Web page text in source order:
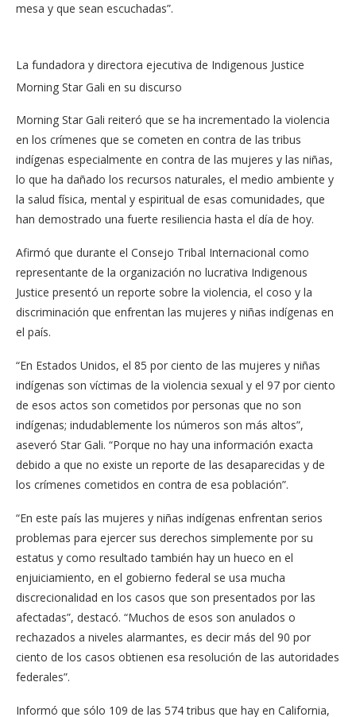
mesa y que sean escuchadas”.
La fundadora y directora ejecutiva de Indigenous Justice
Morning Star Gali en su discurso
Morning Star Gali reiteró que se ha incrementado la violencia
en los crímenes que se cometen en contra de las tribus
indígenas especialmente en contra de las mujeres y las niñas,
lo que ha dañado los recursos naturales, el medio ambiente y
la salud física, mental y espiritual de esas comunidades, que
han demostrado una fuerte resiliencia hasta el día de hoy.
Afirmó que durante el Consejo Tribal Internacional como
representante de la organización no lucrativa Indigenous
Justice presentó un reporte sobre la violencia, el coso y la
discriminación que enfrentan las mujeres y niñas indígenas en
el país.
“En Estados Unidos, el 85 por ciento de las mujeres y niñas
indígenas son víctimas de la violencia sexual y el 97 por ciento
de esos actos son cometidos por personas que no son
indígenas; indudablemente los números son más altos”,
aseveró Star Gali. “Porque no hay una información exacta
debido a que no existe un reporte de las desaparecidas y de
los crímenes cometidos en contra de esa población”.
“En este país las mujeres y niñas indígenas enfrentan serios
problemas para ejercer sus derechos simplemente por su
estatus y como resultado también hay un hueco en el
enjuiciamiento, en el gobierno federal se usa mucha
discrecionalidad en los casos que son presentados por las
afectadas”, destacó. “Muchos de esos son anulados o
rechazados a niveles alarmantes, es decir más del 90 por
ciento de los casos obtienen esa resolución de las autoridades
federales”.
Informó que sólo 109 de las 574 tribus que hay en California,